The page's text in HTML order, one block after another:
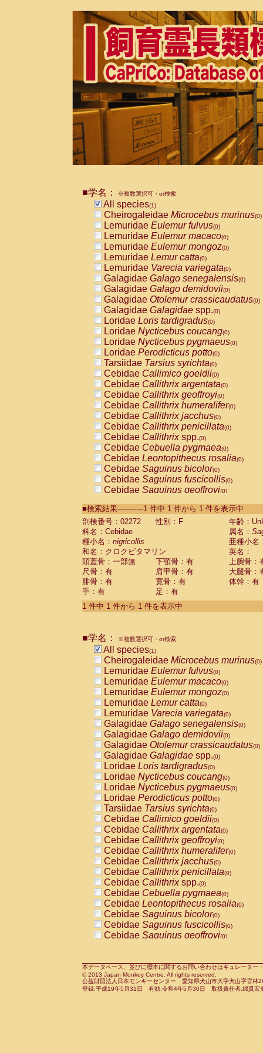
■学名： ※複数選択可・or検索
All species(1)
Cheirogaleidae Microcebus murinus(0)
Lemuridae Eulemur fulvus(0)
Lemuridae Eulemur macaco(0)
Lemuridae Eulemur mongoz(0)
Lemuridae Lemur catta(0)
Lemuridae Varecia variegata(0)
Galagidae Galago senegalensis(0)
Galagidae Galago demidovii(0)
Galagidae Otolemur crassicaudatus(0)
Galagidae Galagidae spp.(0)
Loridae Loris tardigradus(0)
Loridae Nycticebus coucang(0)
Loridae Nycticebus pygmaeus(0)
Loridae Perodicticus potto(0)
Tarsiidae Tarsius syrichta(0)
Cebidae Callimico goeldii(0)
Cebidae Callithrix argentata(0)
Cebidae Callithrix geoffroyi(0)
Cebidae Callithrix humeralifer(0)
Cebidae Callithrix jacchus(0)
Cebidae Callithrix penicillata(0)
Cebidae Callithrixspp.(0)
Cebidae Cebuella pygmaea(0)
Cebidae Leontopithecus rosalia(0)
Cebidae Saguinus bicolor(0)
Cebidae Saguinus fuscicollis(0)
Cebidae Saguinus geoffroyi(0)
CebidaeSaguinus labiatus(0)
Cebidae Saguinus leucopus (0)
Cebidae
CebidaeSaguinus mystax
CebidaeSaguinus nigricollis (1)
Cebidae Saguinus oedipus
Cebidae Saguinus weddelli
Cebidae Saguinusspp.
Cebidae Aotus trivirgatus
Cebidae Cebus albifrons
CebidaeCebus nigrivittatus
CebidaeCebus
CebidaeSaimiri boliviensis(0)
CebidaeSaimiri sciureus(0)
AtelidaeAlouatta caraya(0)
AtelidaeAlouatta fusca(0)
AtelidaeAlouatta seniculus
AtelidaeAlouattaspp.(0)
AtelidaeAteles belzebuth(0)
AtelidaeAteles geoffroyi(0)
AtelidaeAteles paniscus(0)
AtelidaeAtelesspp.(0)
Atelidae Lagothrix lagothricha
AtelidaeLagothrix lagothricha cana
PitheciidaeCacajao calvus
PitheciidaeCallicebus cupreus
PitheciidaeCallicebus donacophilus
PitheciidaeCallicebus moloch
PitheciidaeCallicebus torquatus
PitheciidaeCallicebusspp.(0)
PitheciidaeChiropotes satanas(0)
PitheciidaePithecia monachus
PitheciidaePithecia pithecia(0)
CercopithecidaeCercocebus agilis
CercopithecidaeCercocebus
CercopithecidaeCercocebus
CercopithecidaeCercocebus
CercopithecidaeCercocebus
CercopithecidaeCercocebushybrid
CercopithecidaePapio anubis(0)
CercopithecidaePapio cynocephalus
CercopithecidaePapio hamadryas(0)
■検索結果-----------1 件中 1 件から 1 件を表示中
剖検番号：02272
性別：F
年齢：
科名：Cebidae
属名：
種小名： nigricollis
亜種小名
和名：クロクビタマリン
英名：
頭蓋骨：一部無
下顎骨：有
上腕骨：
尺骨：有
肩甲骨：有
大腿骨：
腓骨：有
寛骨：有
体幹：有
手：有
足：有
1 件中 1 件から 1 件を表示中
■学名： ※複数選択可・or検索
All species(1)
Cheirogaleidae Microcebus murinus(0)
Lemuridae Eulemur fulvus(0)
Lemuridae Eulemur macaco(0)
Lemuridae Eulemur mongoz(0)
Lemuridae Lemur catta(0)
Lemuridae Varecia variegata(0)
Galagidae Galago senegalensis(0)
Galagidae Galago demidovii(0)
Galagidae Otolemur crassicaudatus(0)
Galagidae Galagidae spp.(0)
Loridae Loris tardigradus(0)
Loridae Nycticebus coucang(0)
Loridae Nycticebus pygmaeus(0)
Loridae Perodicticus potto(0)
Tarsiidae Tarsius syrichta(0)
Cebidae Callimico goeldii(0)
Cebidae Callithrix argentata(0)
Cebidae Callithrix geoffroyi(0)
Cebidae Callithrix humeralifer(0)
Cebidae Callithrix jacchus(0)
Cebidae Callithrix penicillata(0)
Cebidae Callithrixspp.(0)
Cebidae Cebuella pygmaea(0)
Cebidae Leontopithecus rosalia(0)
Cebidae Saguinus bicolor(0)
Cebidae Saguinus fuscicollis(0)
Cebidae Saguinus geoffroyi(0)
CebidaeSaguinus leucopus(0)
CebidaeSaguinus midas(0)
Cebidae Saguinus mystax(0)
本データベース、並びに標本に関するお問い合わせはキュレータ
© 2013 Japan Monkey Centre. All rights reserved.
公益財団法人日本モンキーセンター 愛知県犬山市大字犬山字官
登録:平成19年5月31日 有効:令和4年5月30日 取扱責任者:綿貫宏